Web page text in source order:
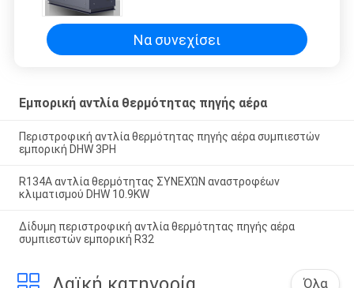
Να συνεχίσει
Εμπορική αντλία θερμότητας πηγής αέρα
Περιστροφική αντλία θερμότητας πηγής αέρα συμπιεστών
εμπορική DHW 3PH
R134A αντλία θερμότητας ΣΥΝΕΧΏΝ αναστροφέων
κλιματισμού DHW 10.9KW
Δίδυμη περιστροφική αντλία θερμότητας πηγής αέρα
συμπιεστών εμπορική R32
Όλα